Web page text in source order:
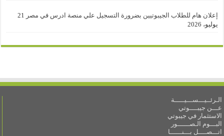
إعلان هام للطلاب الجيبوتيين بضرورة التسجيل علي منصة ادرس في مصر
21
يوليو، 2026
الـرئــيـــســـيـــــة
عـــن جيبــــوتي
الاستثمار في جيبوتي
البـــوم الـصــــــور
اتـــصــــل بـــنــــــا